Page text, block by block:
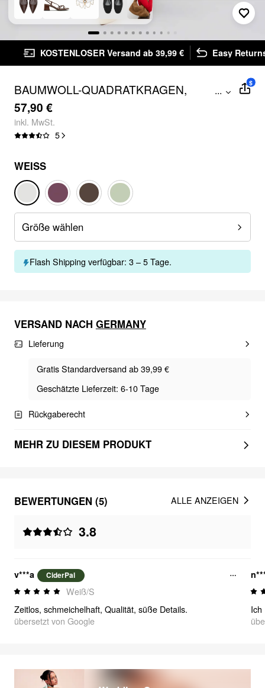
KOSTENLOSER Versand ab 39,99 € Easy Returns
BAUMWOLL-QUADRATKRAGEN,
GERAFFTES MIDI-KLEID IM A-LINIEN-
SCHNITT MIT TASCHEN
...
57,90 €
inkl. MwSt.
5
$
WEISS
Größe wählen
Flash Shipping verfügbar: 3 – 5 Tage.
VERSAND NACH GERMANY
Lieferung
Gratis Standardversand ab 39,99 €
Geschätzte Lieferzeit: 6-10 Tage
Rückgaberecht
MEHR ZU DIESEM PRODUKT
BEWERTUNGEN (5)
3.8
ALLE ANZEIGEN
v***a CiderPal
Weiß/S
Zeitlos, schmeichelhaft, Qualität, süße Details.
übersetzt von Google